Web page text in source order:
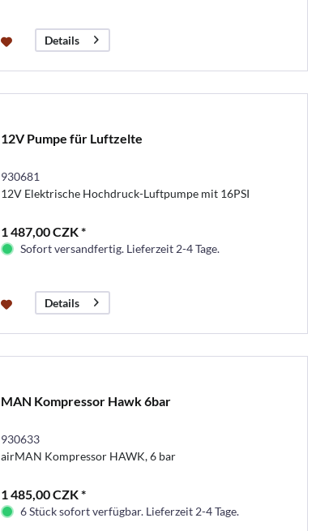
Details
12V Pumpe für Luftzelte
930681
12V Elektrische Hochdruck-Luftpumpe mit 16PSI
1 487,00 CZK *
Sofort versandfertig. Lieferzeit 2-4 Tage.
Details
MAN Kompressor Hawk 6bar
930633
airMAN Kompressor HAWK, 6 bar
1 485,00 CZK *
6 Stück sofort verfügbar. Lieferzeit 2-4 Tage.